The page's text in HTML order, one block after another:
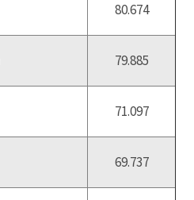
80.674
79.885
71.097
69.737